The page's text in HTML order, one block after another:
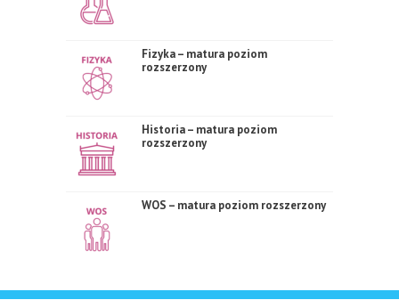
Fizyka – matura poziom
rozszerzony
Historia – matura poziom
rozszerzony
WOS – matura poziom rozszerzony